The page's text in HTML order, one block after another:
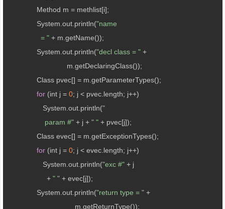
               Method m = methlist[i];
               System.out.println(
"name
                 = "
+ m.getName());
               System.out.println(
"decl class = " +
                              m.getDeclaringClass());
               Class pvec[] = m.getParameterTypes();
for (int j = 0; j < pvec.length; j++)
                  System.out.println(
"
                   param #"
+ j + " " + pvec[j]);
               Class evec[] = m.getExceptionTypes();
for (int j = 0; j < evec.length; j++)
                  System.out.println(
"exc #" + j
                    +
" " + evec[j]);
               System.out.println(
"return type = " +
                                  m.getReturnType());